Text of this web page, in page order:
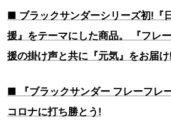
■ ブラックサンダーシリーズ初!『
援』をテーマにした商品。 『フレ
援の掛け声と共に『元気』をお届け!
■ 『ブラックサンダー フレーフレ
コロナに打ち勝とう!